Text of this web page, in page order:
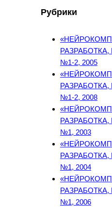
Рубрики
№1-2, 2005
№1-2, 2008
№1, 2003
№1, 2004
№1, 2006